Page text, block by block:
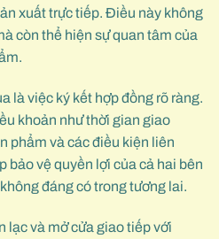
xuất trực tiếp. Điều này không
còn thể hiện sự quan tâm của
là việc ký kết hợp đồng rõ ràng.
khoản như thời gian giao
phẩm và các điều kiện liên
bảo vệ quyền lợi của cả hai bên
đáng có trong tương lai.
lạc và mở cửa giao tiếp với